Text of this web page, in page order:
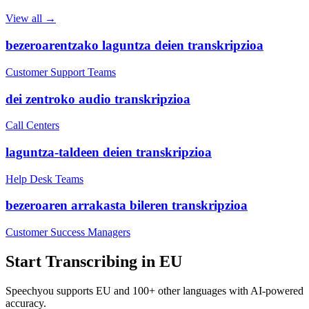
View all →
bezeroarentzako laguntza deien transkripzioa
Customer Support Teams
dei zentroko audio transkripzioa
Call Centers
laguntza-taldeen deien transkripzioa
Help Desk Teams
bezeroaren arrakasta bileren transkripzioa
Customer Success Managers
Start Transcribing in EU
Speechyou supports EU and 100+ other languages with AI-powered
accuracy.